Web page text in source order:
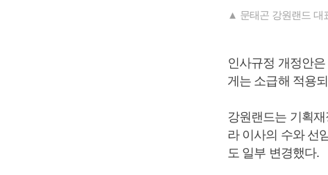
▲ 문태곤 강원랜드 대
인사규정 개정안
게는 소급해 적용
강원랜드는 기획
라 이사의 수와 선
도 일부 변경했다.